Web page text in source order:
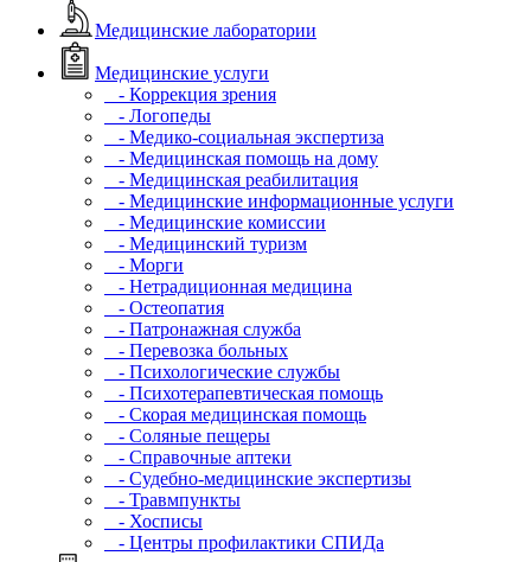
Медицинские лаборатории
Медицинские услуги
- Коррекция зрения
- Логопеды
- Медико-социальная экспертиза
- Медицинская помощь на дому
- Медицинская реабилитация
- Медицинские информационные услуги
- Медицинские комиссии
- Медицинский туризм
- Морги
- Нетрадиционная медицина
- Остеопатия
- Патронажная служба
- Перевозка больных
- Психологические службы
- Психотерапевтическая помощь
- Скорая медицинская помощь
- Соляные пещеры
- Справочные аптеки
- Судебно-медицинские экспертизы
- Травмпункты
- Хосписы
- Центры профилактики СПИДа